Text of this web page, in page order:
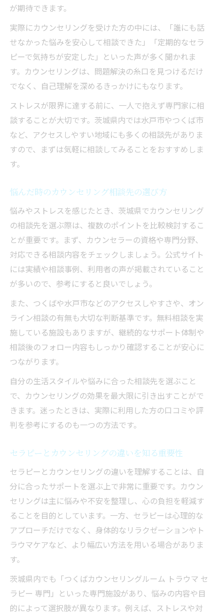
が期待できます。
実際にカウンセリングを受けた方の中には、「誰にも話
せなかった悩みを安心して相談できた」「定期的なセラ
ピーで気持ちが安定した」といった声が多く聞かれま
す。カウンセリングは、問題解決の糸口を見つけるだけ
でなく、自己理解を深めるきっかけにもなります。
ストレスが限界に達する前に、一人で抱えず専門家に相
談することが大切です。茨城県内では水戸市やつくば市
など、アクセスしやすい地域にも多くの相談先がありま
すので、まずは気軽に相談してみることをおすすめしま
す。
悩んだ時のカウンセリング相談先の選び方
悩みやストレスを感じたとき、茨城県でカウンセリング
の相談先を選ぶ際は、複数のポイントを比較検討するこ
とが重要です。まず、カウンセラーの資格や専門分野、
対応できる相談内容をチェックしましょう。公式サイト
には実績や相談事例、利用者の声が掲載されていること
が多いので、参考にすると良いでしょう。
また、つくばや水戸市などのアクセスしやすさや、オン
ライン相談の有無も大切な判断基準です。無料相談を実
施している施設もありますが、継続的なサポート体制や
相談後のフォロー内容もしっかり確認することが安心に
つながります。
自分の生活スタイルや悩みに合った相談先を選ぶこと
で、カウンセリングの効果を最大限に引き出すことがで
きます。迷ったときは、実際に利用した方の口コミや評
判を参考にするのも一つの方法です。
セラピーとカウンセリングの違いを知る重要性
セラピーとカウンセリングの違いを理解することは、自
分に合ったサポートを選ぶ上で非常に重要です。カウン
セリングは主に悩みや不安を整理し、心の負担を軽減す
ることを目的としています。一方、セラピーは心理的な
アプローチだけでなく、身体的なリラクゼーションやト
ラウマケアなど、より幅広い方法を用いる場合がありま
す。
茨城県内でも「つくばカウンセリングルーム トラウマ セ
ラピー 専門」といった専門施設があり、悩みの内容や目
的によって選択肢が異なります。例えば、ストレスや対